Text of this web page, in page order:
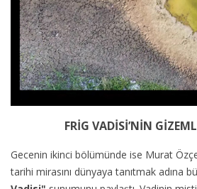
FRİG VADİSİ’NİN
Gecenin ikinci bölümünde ise Murat
tarihi mirasını dünyaya tanıtmak adına